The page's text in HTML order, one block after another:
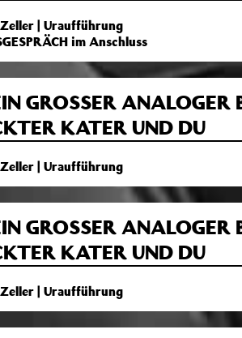
| Uraufführung
im Anschluss
GROSSER ANALOGER
KATER UND DU
| Uraufführung
GROSSER ANALOGER
KATER UND DU
| Uraufführung